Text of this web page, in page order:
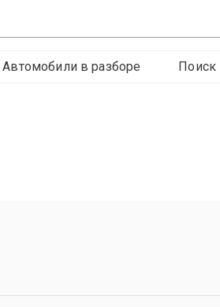
Автомобили в разборе Поиск